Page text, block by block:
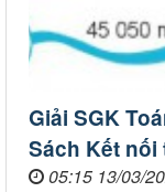
Giải SGK
Sách Kết
05:15 13/03/